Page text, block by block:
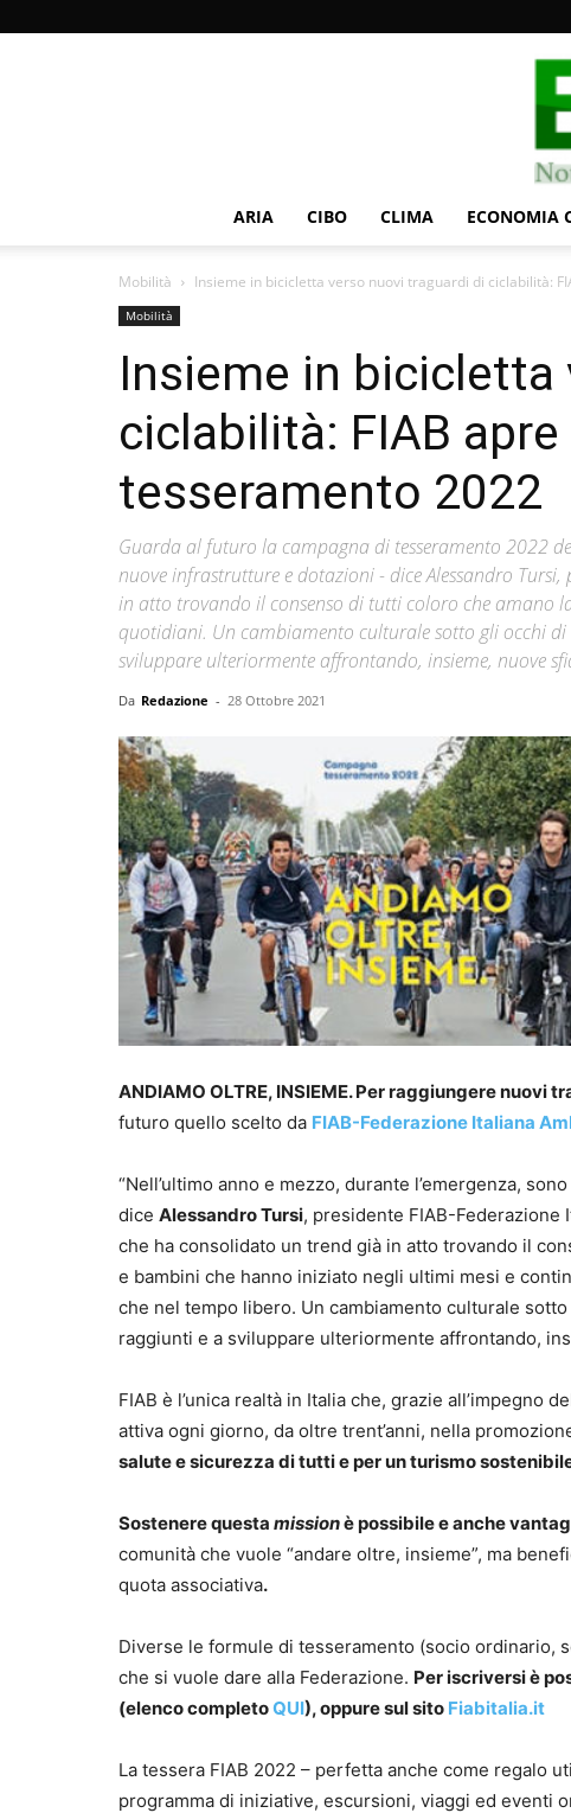
ARIA CIBO CLIMA ECONOMIA
Mobilità Insieme in bicicletta verso nuovi traguardi di ciclabilità:
Mobilità
Insieme in bicicletta
ciclabilità: FIAB
tesseramento 2022
Guarda al futuro la campagna di tesseramento 2022
nuove infrastrutture e dotazioni - dice Alessandro
in atto trovando il consenso di tutti coloro che amano
quotidiani. Un cambiamento culturale sotto gli occhi
sviluppare ulteriormente affrontando, insieme, nuove
Da Redazione - 28 Ottobre 2021
ANDIAMO OLTRE, INSIEME. Per raggiungere nuovi
futuro quello scelto da FIAB-Federazione Italiana
“Nell’ultimo anno e mezzo, durante l’emergenza,
dice Alessandro Tursi, presidente FIAB-Federazione
che ha consolidato un trend già in atto trovando il
e bambini che hanno iniziato negli ultimi mesi e
che nel tempo libero. Un cambiamento culturale
raggiunti e a sviluppare ulteriormente affrontando,
FIAB è l’unica realtà in Italia che, grazie all’impegno
attiva ogni giorno, da oltre trent’anni, nella
salute e sicurezza di tutti e per un turismo
Sostenere questa missionè possibile e anche
comunità che vuole “andare oltre, insieme”, ma
quota associativa.
Diverse le formule di tesseramento (socio ordinario,
che si vuole dare alla Federazione. Per iscriversi è
(elenco completoQUI), oppure sul sito Fiabitalia.it
La tessera FIAB 2022 – perfetta anche come regalo
programma di iniziative, escursioni, viaggi ed eventi